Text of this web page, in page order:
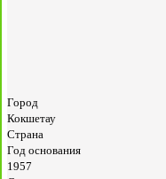
Город
Кокшетау
Страна
Год основания
1957